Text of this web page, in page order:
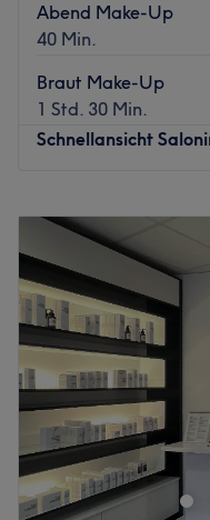
Abend Make-Up
40 Min.
Braut Make-Up
1 Std. 30 Min.
Schnellansicht
Dienstag
Mittwoch
Donnerstag
Freitag
Samstag
Sonntag
Das Kosmetikinstitut
Berliner Platz, in
Institute ausgezeichnet
gewährleisten Ihnen